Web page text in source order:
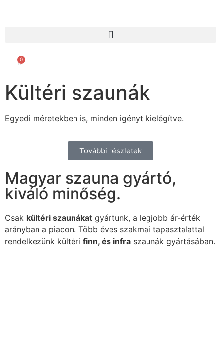
0
Kültéri szaunák
Egyedi méretekben is, minden igényt kielégítve.
További részletek
Magyar szauna gyártó,
kiváló minőség.
Csak kültéri szaunákat gyártunk, a legjobb ár-érték
arányban a piacon. Több éves szakmai tapasztalattal
rendelkezünk kültéri finn, és infra szaunák gyártásában.